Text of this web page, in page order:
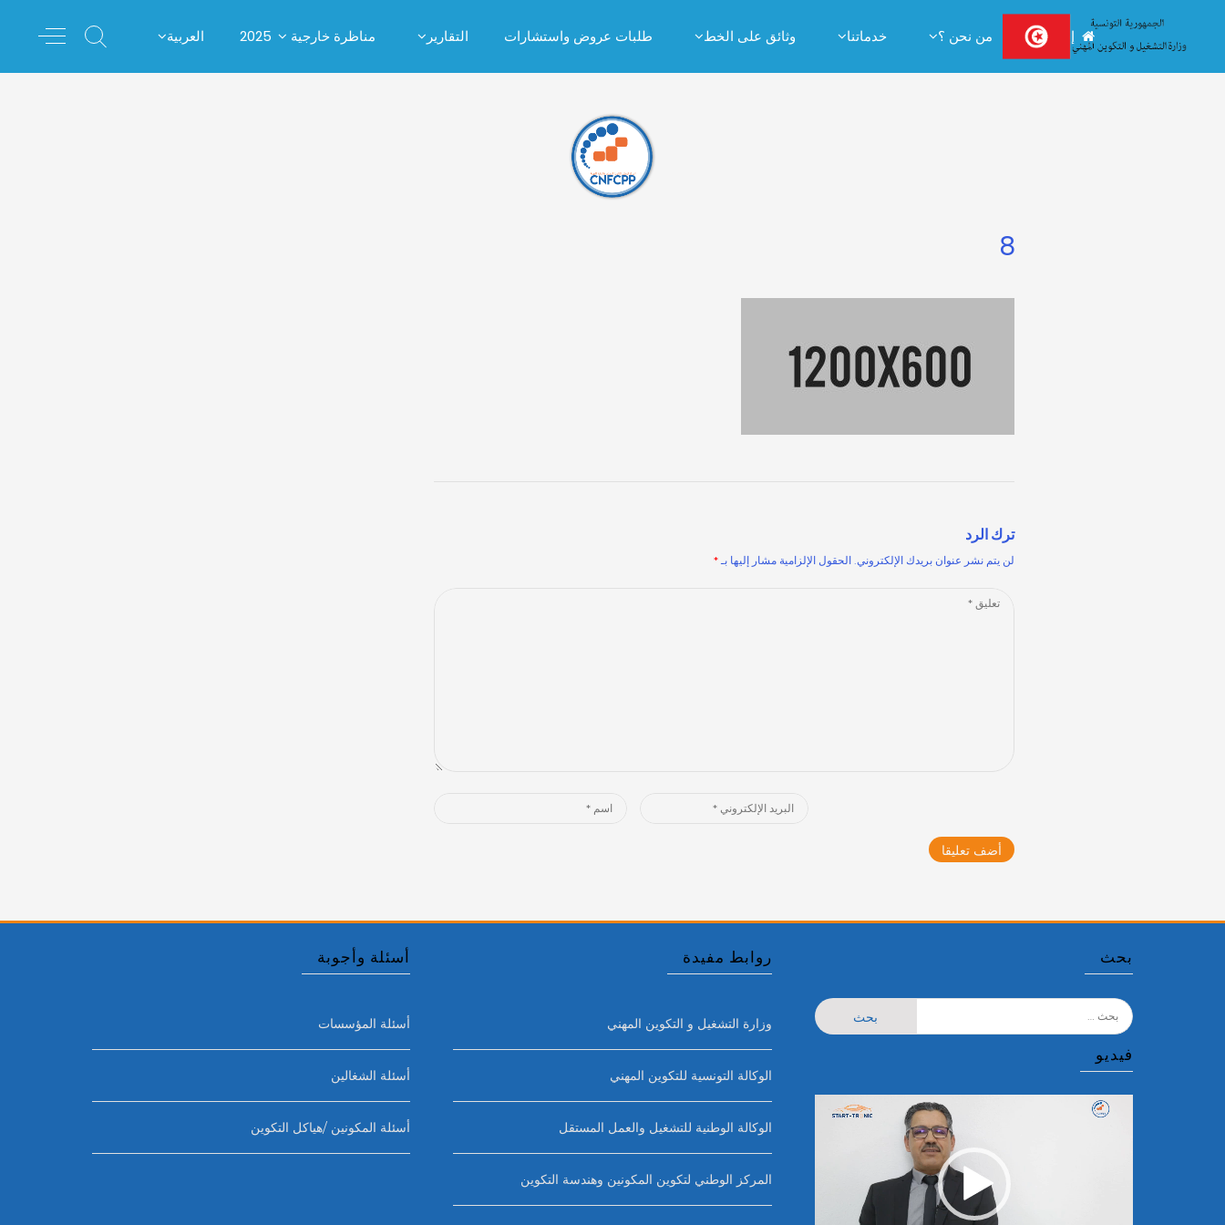
إستقبال من نحن ؟ خدماتنا وثائق على الخط طلبات عروض واستشارات التقارير مناظرة خارجية 2025 العربية
8
ترك الرد
لن يتم نشر عنوان بريدك الإلكتروني. الحقول الإلزامية مشار إليها بـ *
Comment
Name
Email
أسئلة وأجوبة
أسئلة المؤسسات
أسئلة الشغالين
أسئلة المكونين /هياكل التكوين
روابط مفيدة
وزارة التشغيل و التكوين المهني
الوكالة التونسية للتكوين المهني
الوكالة الوطنية للتشغيل والعمل المستقل
المركز الوطني لتكوين المكونين وهندسة التكوين
بحث
البحث
عن:
فيديو
مشغل